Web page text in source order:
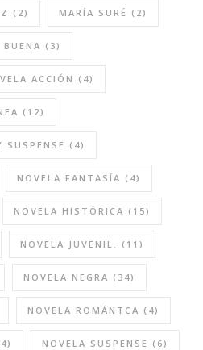
(2) MARÍA SURÉ (2)
BUENA (3)
ACCIÓN (4)
(12)
(4)
NOVELA FANTASÍA (4)
NOVELA HISTÓRICA (15)
NOVELA JUVENIL. (11)
NOVELA NEGRA (34)
NOVELA ROMÁNTCA (4)
NOVELA SUSPENSE (6)